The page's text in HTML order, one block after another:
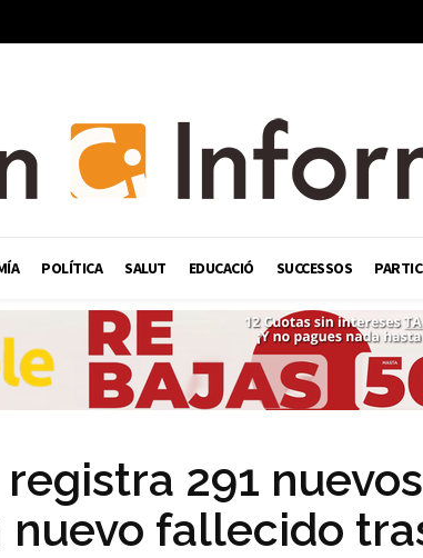
POLÍTICA SALUT EDUCACIÓ SUCCESSOS
291 nuevos
nuevo fallecido